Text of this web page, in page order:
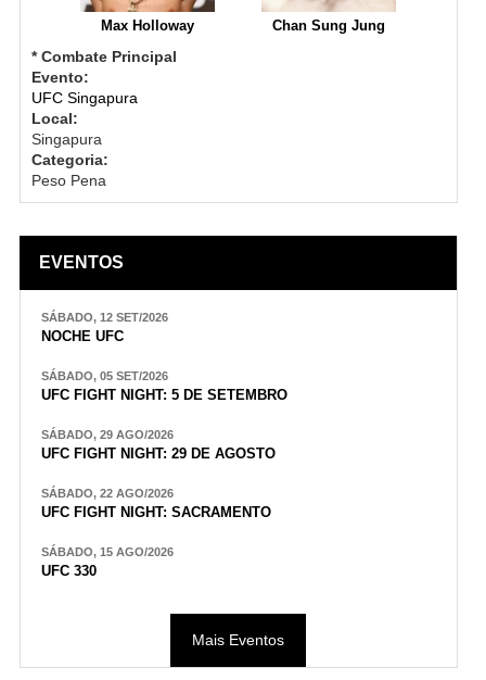
Max Holloway Chan Sung Jung
* Combate Principal
Evento:
UFC Singapura
Local:
Singapura
Categoria:
Peso Pena
EVENTOS
SÁBADO, 12 SET/2026
NOCHE UFC
SÁBADO, 05 SET/2026
UFC FIGHT NIGHT: 5 DE SETEMBRO
SÁBADO, 29 AGO/2026
UFC FIGHT NIGHT: 29 DE AGOSTO
SÁBADO, 22 AGO/2026
UFC FIGHT NIGHT: SACRAMENTO
SÁBADO, 15 AGO/2026
UFC 330
Mais Eventos